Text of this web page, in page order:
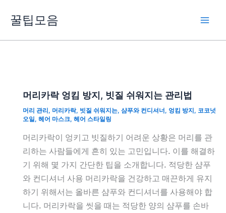
꿀팁모음
머리카락 엉킴 방지, 빗질 쉬워지는 관리법
머리 관리, 머리카락, 빗질 쉬워지는, 샴푸와 컨디셔너, 엉킴 방지, 코코넛
오일, 헤어 마스크, 헤어 스타일링
머리카락이 엉키고 빗질하기 어려운 상황은 머리를 관
리하는 사람들에게 흔히 있는 고민입니다. 이를 해결하
기 위해 몇 가지 간단한 팁을 소개합니다. 적당한 샴푸
와 컨디셔너 사용 머리카락을 건강하고 매끈하게 유지
하기 위해서는 올바른 샴푸와 컨디셔너를 사용해야 합
니다. 머리카락을 씻을 때는 적당한 양의 샴푸를 손바